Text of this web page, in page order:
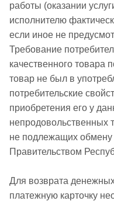
работы (оказании
исполнителю
если иное не
Требование
качественного товара
товар не был в
потребительские
приобретения его у
непродовольственных
не подлежащих обмену
Правительством
Для возврата
платежную карточку